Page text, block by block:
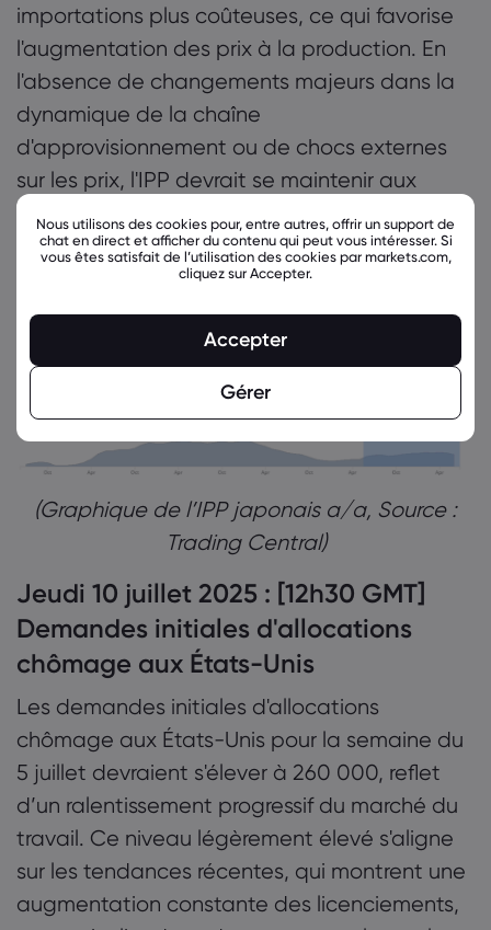
importations plus coûteuses, ce qui favorise
l'augmentation des prix à la production. En
l'absence de changements majeurs dans la
dynamique de la chaîne
d'approvisionnement ou de chocs externes
sur les prix, l'IPP devrait se maintenir aux
niveaux actuels pour l'instant. Ces données
seront publiées le 9 juillet à 2350 GMT.
(Graphique de l’IPP japonais a/a, Source :
Trading Central)
Jeudi 10 juillet 2025 : [12h30 GMT]
Demandes initiales d'allocations
chômage aux États-Unis
Les demandes initiales d'allocations
chômage aux États-Unis pour la semaine du
5 juillet devraient s'élever à 260 000, reflet
d’un ralentissement progressif du marché du
travail. Ce niveau légèrement élevé s'aligne
sur les tendances récentes, qui montrent une
augmentation constante des licenciements,
Nous utilisons des cookies pour, entre autres, offrir un support de
chat en direct et afficher du contenu qui peut vous intéresser. Si
vous êtes satisfait de l’utilisation des cookies par markets.com,
cliquez sur Accepter.
Accepter
Gérer